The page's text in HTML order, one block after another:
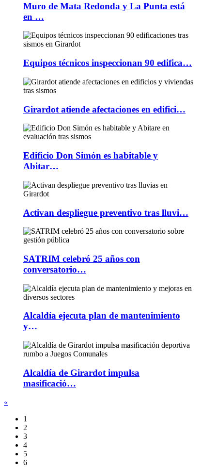
Muro de Mata Redonda y La Punta está
en …
Equipos técnicos inspeccionan 90 edifica…
Girardot atiende afectaciones en edifici…
Edificio Don Simón es habitable y
Abitar…
Activan despliegue preventivo tras lluvi…
SATRIM celebró 25 años con
conversatorio…
Alcaldía ejecuta plan de mantenimiento
y…
Alcaldía de Girardot impulsa
masificació…
«
1
2
3
4
5
6